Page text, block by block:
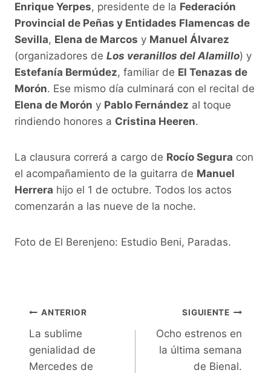
Enrique Yerpes, presidente de la Federación
Provincial de Peñas y Entidades Flamencas de
Sevilla, Elena de Marcos y Manuel Álvarez
(organizadores de Los veranillos del Alamillo) y
Estefanía Bermúdez, familiar de El Tenazas de
Morón. Ese mismo día culminará con el recital de
Elena de Morón y Pablo Fernández al toque
rindiendo honores a Cristina Heeren.
La clausura correrá a cargo de Rocío Segura con
el acompañamiento de la guitarra de Manuel
Herrera hijo el 1 de octubre. Todos los actos
comenzarán a las nueve de la noche.
Foto de El Berenjeno: Estudio Beni, Paradas.
Navegación
de
entradas
ANTERIOR
La sublime
genialidad de
Mercedes de
SIGUIENTE
Ocho estrenos en
la última semana
de Bienal.